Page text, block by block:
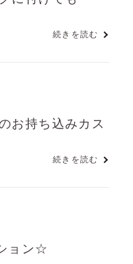
続きを読む
お持ち込みカス
続きを読む
ョン☆